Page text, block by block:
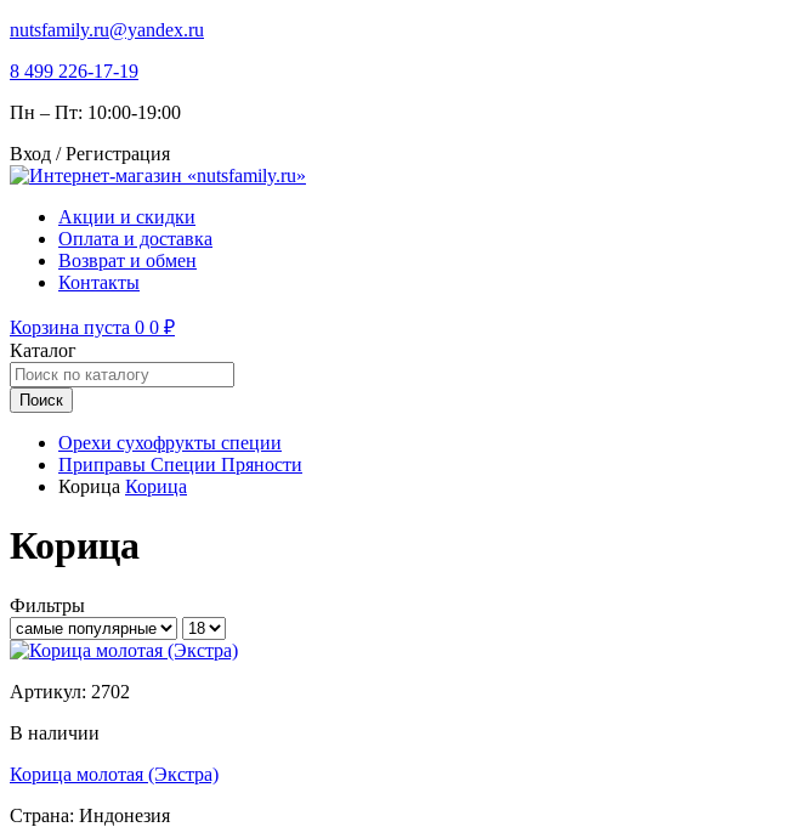
nutsfamily.ru@yandex.ru
8 499 226-17-19
Пн – Пт: 10:00-19:00
Вход / Регистрация
Акции и скидки
Оплата и доставка
Возврат и обмен
Контакты
Корзина пуста 0 0 ₽
Каталог
Поиск
Орехи сухофрукты специи
Приправы Специи Пряности
Корица Корица
Корица
Фильтры
Артикул: 2702
В наличии
Корица молотая (Экстра)
Страна: Индонезия